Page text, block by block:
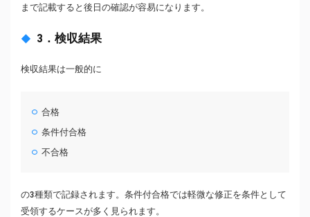
まで記載すると後日の確認が容易になります。
3．検収結果
検収結果は一般的に
合格
条件付合格
不合格
の3種類で記録されます。条件付合格では軽微な修正を条件として
受領するケースが多く見られます。